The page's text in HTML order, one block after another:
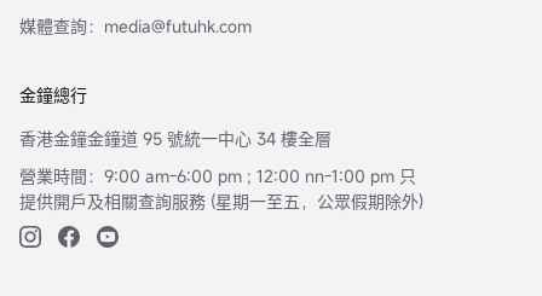
媒體查詢：media@futuhk.com
金鐘總行
香港金鐘金鐘道 95 號統一中心 34 樓全層
營業時間：9:00 am-6:00 pm ; 12:00 nn-1:00 pm 只
提供開戶及相關查詢服務 (星期一至五，公眾假期除外)